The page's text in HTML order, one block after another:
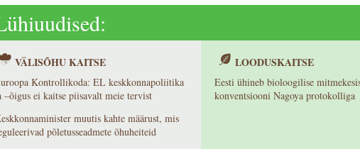
VÄLISÕHU KAITSE
Kontrollikoda: EL keskkonnapoliitika
–õigus ei kaitse piisavalt meie tervist
muutis kahte määrust, mis
põletusseadmete õhuheiteid
LOODUSKAITSE
Eesti ühineb bioloogilise
konventsiooni Nagoya protokolliga